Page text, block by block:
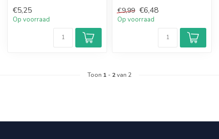
€5,25
Op voorraad
€9,99 €6,48
Op voorraad
Toon 1 - 2van 2